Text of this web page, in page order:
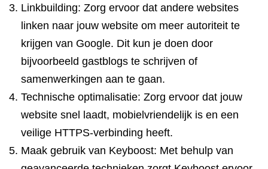
Linkbuilding: Zorg ervoor dat andere websites
linken naar jouw website om meer autoriteit te
krijgen van Google. Dit kun je doen door
bijvoorbeeld gastblogs te schrijven of
samenwerkingen aan te gaan.
Technische optimalisatie: Zorg ervoor dat jouw
website snel laadt, mobielvriendelijk is en een
veilige HTTPS-verbinding heeft.
Maak gebruik van Keyboost: Met behulp van